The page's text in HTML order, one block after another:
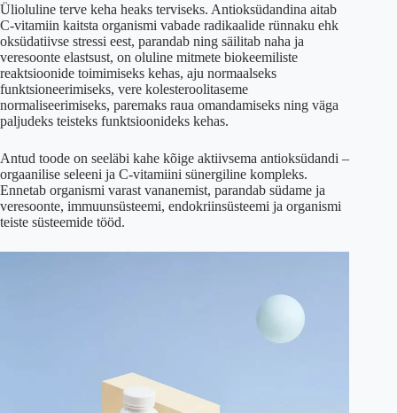
Ülioluline terve keha heaks terviseks. Antioksüdandina aitab
C-vitamiin kaitsta organismi vabade radikaalide rünnaku ehk
oksüdatiivse stressi eest, parandab ning säilitab naha ja
veresoonte elastsust, on oluline mitmete biokeemiliste
reaktsioonide toimimiseks kehas, aju normaalseks
funktsioneerimiseks, vere kolesteroolitaseme
normaliseerimiseks, paremaks raua omandamiseks ning väga
paljudeks teisteks funktsioonideks kehas.
Antud toode on seeläbi kahe kõige aktiivsema antioksüdandi –
orgaanilise seleeni ja C-vitamiini sünergiline kompleks.
Ennetab organismi varast vananemist, parandab südame ja
veresoonte, immuunsüsteemi, endokriinsüsteemi ja organismi
teiste süsteemide tööd.